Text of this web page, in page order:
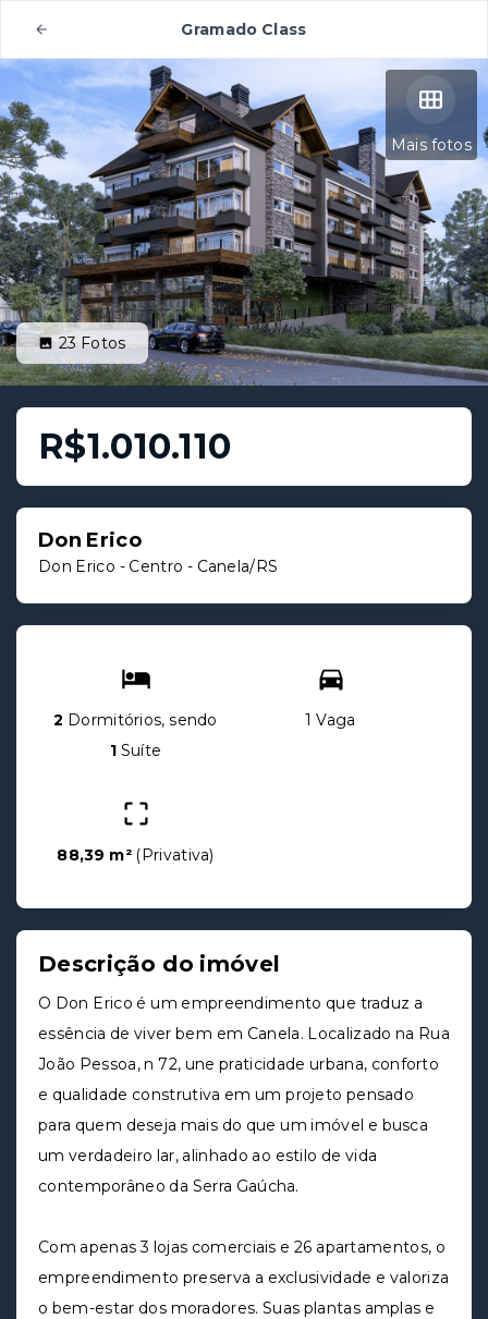
Gramado Class
Mais fotos
23 Fotos
R$1.010.110
Don Erico
Don Erico - Centro - Canela/RS
2 Dormitórios, sendo
1 Suíte
1 Vaga
88,39 m² (Privativa)
Descrição do imóvel
O Don Erico é um empreendimento que traduz a
essência de viver bem em Canela. Localizado na Rua
João Pessoa, n 72, une praticidade urbana, conforto
e qualidade construtiva em um projeto pensado
para quem deseja mais do que um imóvel e busca
um verdadeiro lar, alinhado ao estilo de vida
contemporâneo da Serra Gaúcha.
Com apenas 3 lojas comerciais e 26 apartamentos, o
empreendimento preserva a exclusividade e valoriza
o bem-estar dos moradores. Suas plantas amplas e